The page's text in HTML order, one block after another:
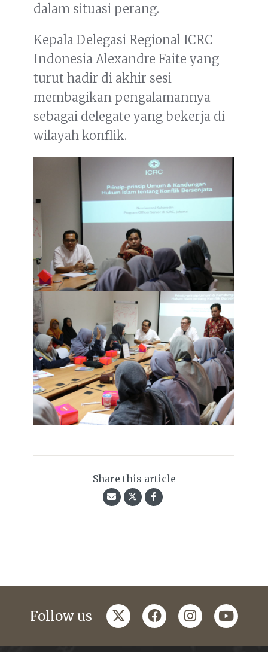
dalam situasi perang.
Kepala Delegasi Regional ICRC
Indonesia Alexandre Faite yang
turut hadir di akhir sesi
membagikan pengalamannya
sebagai delegate yang bekerja di
wilayah konflik.
Share this article
Follow us twitterfacebookinstagramyoutube